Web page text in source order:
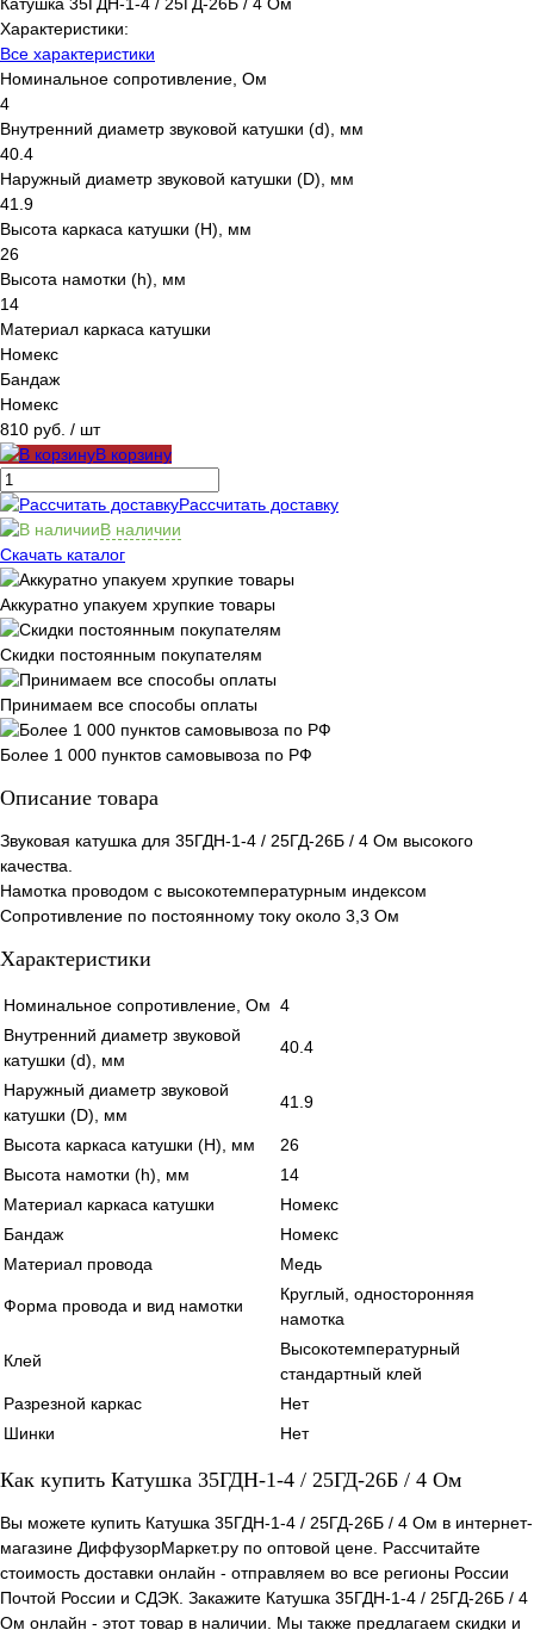
Характеристики:
Все характеристики
Номинальное сопротивление, Ом
4
Внутренний диаметр звуковой катушки (d), мм
40.4
Наружный диаметр звуковой катушки (D), мм
41.9
Высота каркаса катушки (H), мм
26
Высота намотки (h), мм
14
Материал каркаса катушки
Номекс
Бандаж
Номекс
810 руб. / шт
В корзину
Рассчитать доставку
В наличии
Скачать каталог
Аккуратно упакуем хрупкие товары
Скидки постоянным покупателям
Принимаем все способы оплаты
Более 1 000 пунктов самовывоза по РФ
Описание товара
Звуковая катушка для 35ГДН-1-4 / 25ГД-26Б / 4 Ом высокого
качества.
Намотка проводом с высокотемпературным индексом
Сопротивление по постоянному току около 3,3 Ом
Характеристики
Номинальное сопротивление, Ом 4
Внутренний диаметр звуковой
катушки (d), мм
40.4
Наружный диаметр звуковой
катушки (D), мм
41.9
Высота каркаса катушки (H), мм
26
Высота намотки (h), мм
14
Материал каркаса катушки
Номекс
Бандаж
Номекс
Материал провода
Медь
Форма провода и вид намотки
Круглый, односторонняя
намотка
Клей
Высокотемпературный
стандартный клей
Разрезной каркас
Нет
Шинки
Нет
Как купить Катушка 35ГДН-1-4 / 25ГД-26Б / 4 Ом
Вы можете купить Катушка 35ГДН-1-4 / 25ГД-26Б / 4 Ом в интернет-
магазине ДиффузорМаркет.ру по оптовой цене. Рассчитайте
стоимость доставки онлайн - отправляем во все регионы России
Почтой России и СДЭК. Закажите Катушка 35ГДН-1-4 / 25ГД-26Б / 4
Ом онлайн - этот товар в наличии. Мы также предлагаем скидки и